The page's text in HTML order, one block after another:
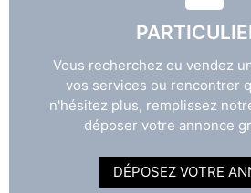
Vous recherchez ou vendez
vos services ou rencontrer
n'hésitez plus, remplissez
déposer votre annonce
DÉPOSEZ VOTRE